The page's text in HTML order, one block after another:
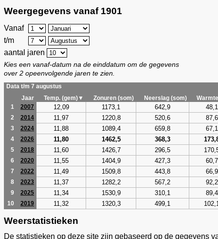
Weergegevens vanaf 1901
Vanaf
t/m
aantal jaren
Kies een vanaf-datum na de einddatum om de gegevens
over 2 opeenvolgende jaren te zien.
Data t/m 7 augustus
Jaar
Temp. (gem)▼ Zonuren (som) Neerslag (som)
1
2007 12,09 1173,1 642,9 48,1
2 2014 11,97 1220,8 520,6 87,6
3 2024 11,88 1089,4 659,8 67,1
4 2026 11,80 1462,5 368,3
5 2018 11,60 1426,7 296,5
6 2020 11,55 1404,9 427,3 60,7
7 2022 11,49 1509,8 443,8 66,9
8 2023 11,37 1282,2 567,2 92,2
9 2025 11,34 1530,9 310,1 89,4
10 2019 11,32 1320,3 499,1
Weerstatistieken
De statistieken op deze site zijn gebaseerd op de gegevens